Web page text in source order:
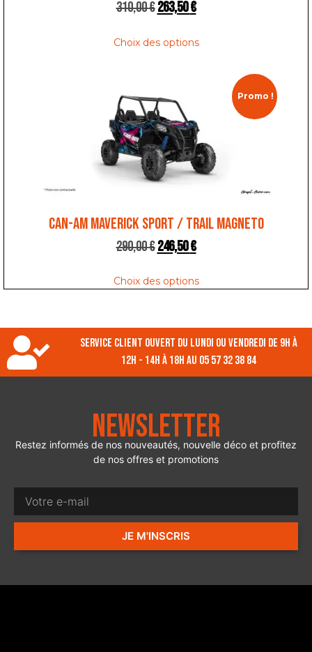
310,00€263,50€
Choix des options
Promo !
CAN-AM MAVERICK SPORT / TRAIL MAGNETO
290,00€246,50€
Choix des options
Service client ouvert du lundi ou vendredi de 9h à
12h - 14h à 18h au 05 57 32 38 84
Newsletter
Restez informés de nos nouveautés, nouvelle déco et profitez
de nos offres et promotions
JE M'INSCRIS